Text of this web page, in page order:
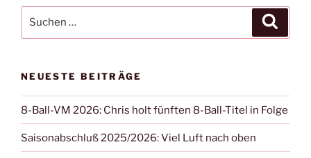
nach:
NEUESTE BEITRÄGE
8-Ball-VM 2026: Chris holt fünften 8-Ball-Titel in Folge
Saisonabschluß 2025/2026: Viel Luft nach oben